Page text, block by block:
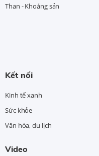
Than - Khoáng sản
Kết nối
Kinh tế xanh
Sức khỏe
Văn hóa, du lịch
Video